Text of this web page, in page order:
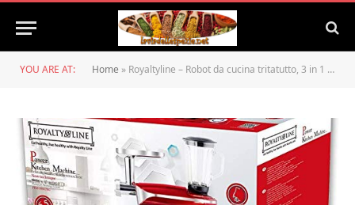
YOU ARE AT: Home » Royaltyline – Robot da cucina tritatutto, 3 in 1 impastatrice, frullatore, 6,5 litri, 1900 W